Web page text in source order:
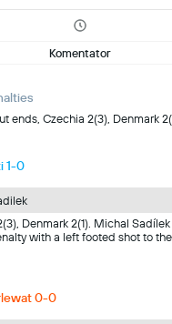
Komentator
ends, Czechia 2(3), Denmark
1-0
Denmark 2(1). Michal
with a left footed shot to
0-0